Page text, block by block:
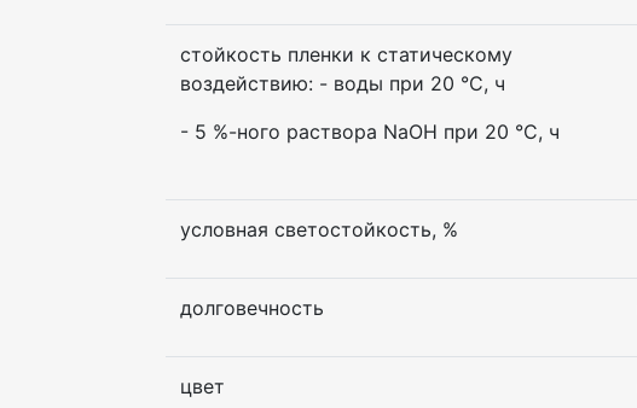
стойкость пленки к статическому
воздействию: - воды при 20 °С, ч
- 5 %-ного раствора NaOH при 20 °С, ч
условная светостойкость, %
долговечность
цвет